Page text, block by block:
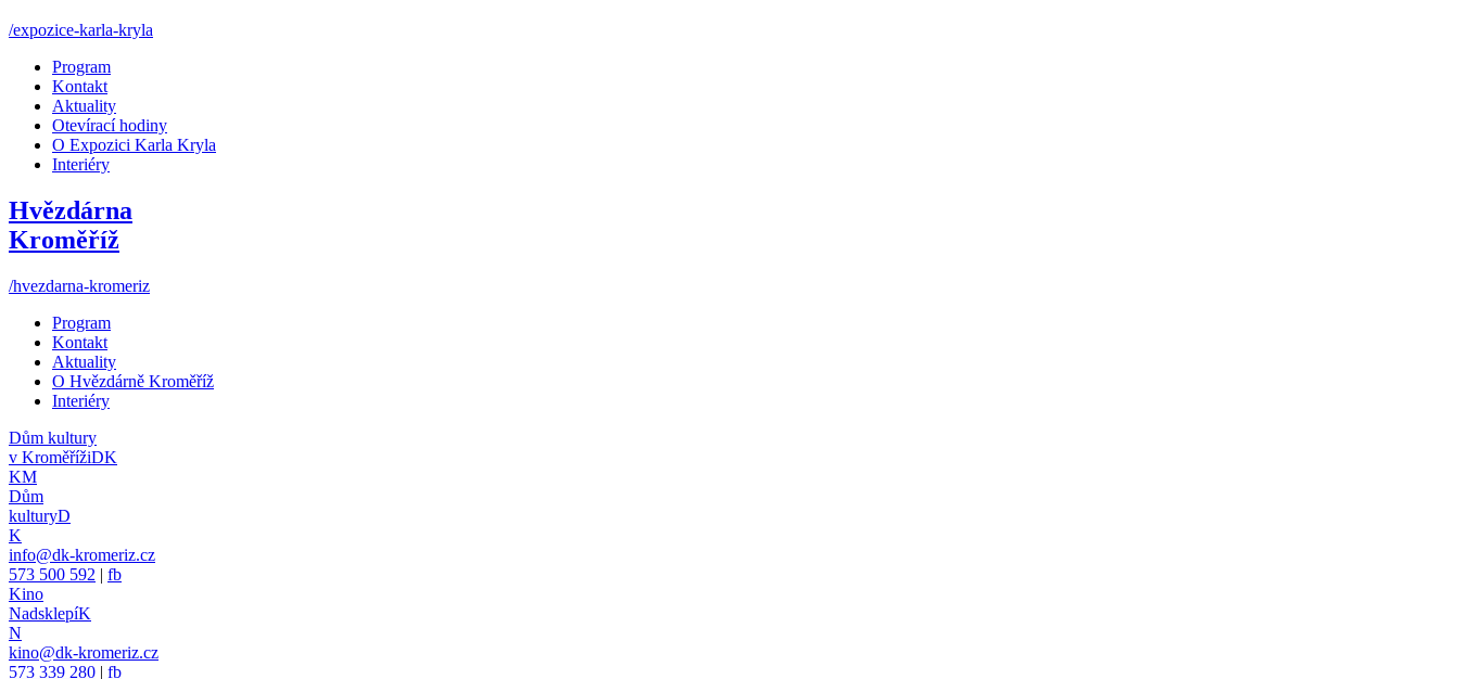
/expozice-karla-kryla
Program
Kontakt
Aktuality
Otevírací hodiny
O Expozici Karla Kryla
Interiéry
Hvězdárna
Kroměříž
/hvezdarna-kromeriz
Program
Kontakt
Aktuality
O Hvězdárně Kroměříž
Interiéry
Dům kultury
v KroměřížiDK
KM
Dům
kulturyD
K
info@dk-kromeriz.cz
573 500 592 | fb
Kino
NadsklepíK
N
kino@dk-kromeriz.cz
573 339 280 | fb